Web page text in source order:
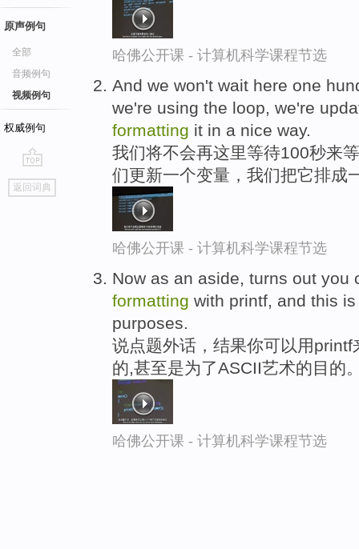
原声例句
全部
音频例句
视频例句
权威例句
go
top
返回词典
哈佛公开课 - 计算机科学课程节选
And we won't wait here one
we're using the loop, we're
formatting it in a nice way.
我们将不会再这里等待100秒来
们更新一个变量，我们把它排成
哈佛公开课 - 计算机科学课程节选
Now as an aside, turns out you
formatting with printf, and this
purposes.
说点题外话，结果你可以用
的,甚至是为了ASCII艺术的目的
哈佛公开课 - 计算机科学课程节选